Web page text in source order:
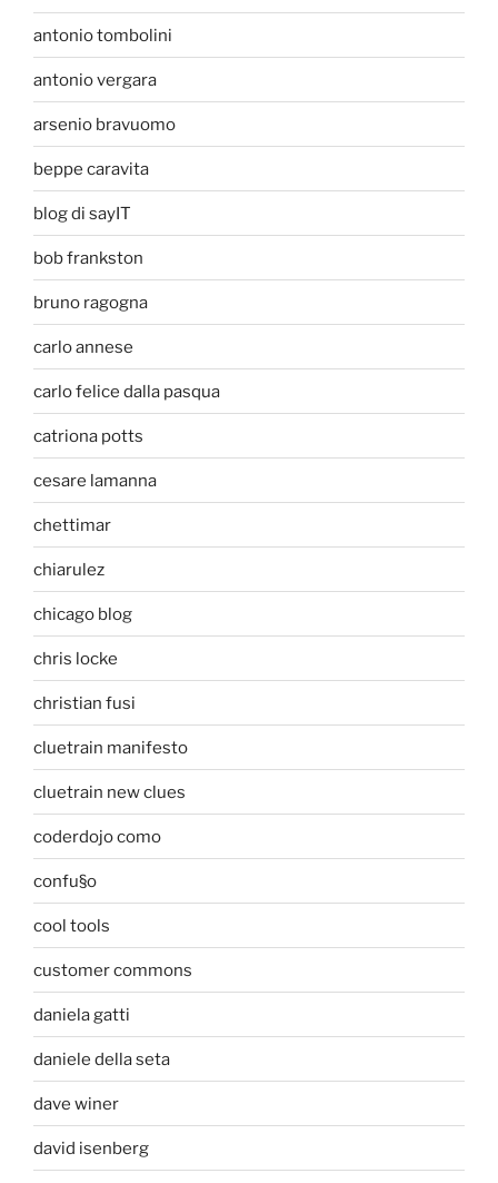
antonio tombolini
antonio vergara
arsenio bravuomo
beppe caravita
blog di sayIT
bob frankston
bruno ragogna
carlo annese
carlo felice dalla pasqua
catriona potts
cesare lamanna
chettimar
chiarulez
chicago blog
chris locke
christian fusi
cluetrain manifesto
cluetrain new clues
coderdojo como
confu§o
cool tools
customer commons
daniela gatti
daniele della seta
dave winer
david isenberg